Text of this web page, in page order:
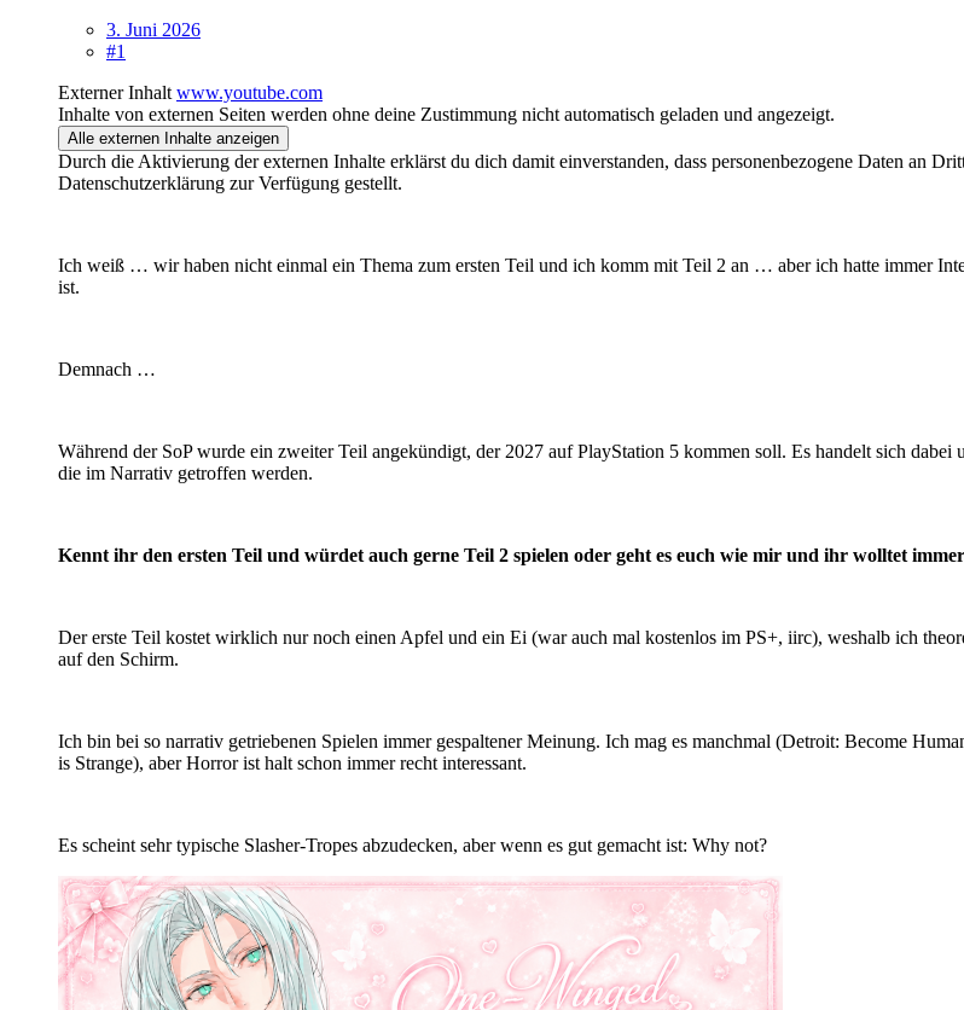
3. Juni 2026
#1
Externer Inhalt www.youtube.com
Inhalte von externen Seiten werden ohne deine Zustimmung nicht automatisch geladen und angezeigt.
Alle externen Inhalte anzeigen
Durch die Aktivierung der externen Inhalte erklärst du dich damit einverstanden, dass personenbezogene Daten an
Datenschutzerklärung zur Verfügung gestellt.
Ich weiß … wir haben nicht einmal ein Thema zum ersten Teil und ich komm mit Teil 2 an … aber ich hatte immer
ist.
Demnach …
Während der SoP wurde ein zweiter Teil angekündigt, der 2027 auf PlayStation 5 kommen soll. Es handelt sich
die im Narrativ getroffen werden.
Kennt ihr den ersten Teil und würdet auch gerne Teil 2 spielen oder geht es euch wie mir und ihr wolltet
Der erste Teil kostet wirklich nur noch einen Apfel und ein Ei (war auch mal kostenlos im PS+, iirc), weshalb ich
auf den Schirm.
Ich bin bei so narrativ getriebenen Spielen immer gespaltener Meinung. Ich mag es manchmal (Detroit: Become
is Strange), aber Horror ist halt schon immer recht interessant.
Es scheint sehr typische Slasher-Tropes abzudecken, aber wenn es gut gemacht ist: Why not?